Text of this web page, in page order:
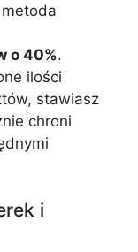
o 40%.
ilości
stawiasz
chroni
i